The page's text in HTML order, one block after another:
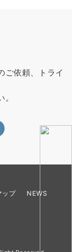
ご依頼、トライ
ップ NEWS